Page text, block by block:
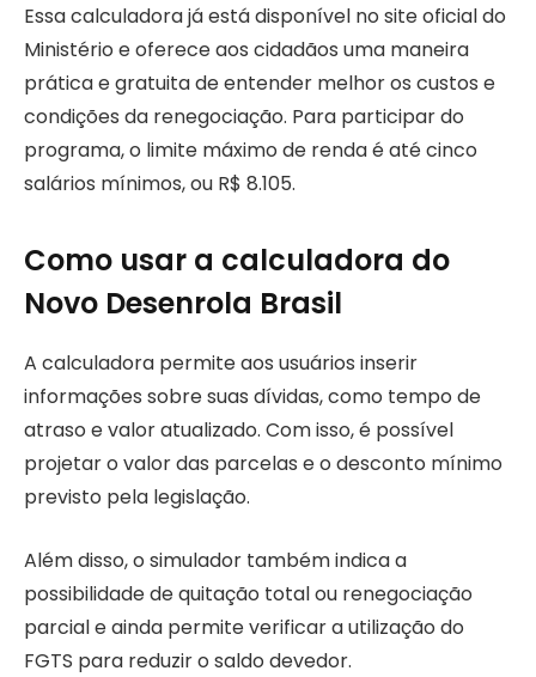
Essa calculadora já está disponível no site oficial do
Ministério e oferece aos cidadãos uma maneira
prática e gratuita de entender melhor os custos e
condições da renegociação. Para participar do
programa, o limite máximo de renda é até cinco
salários mínimos, ou R$ 8.105.
Como usar a calculadora do
Novo Desenrola Brasil
A calculadora permite aos usuários inserir
informações sobre suas dívidas, como tempo de
atraso e valor atualizado. Com isso, é possível
projetar o valor das parcelas e o desconto mínimo
previsto pela legislação.
Além disso, o simulador também indica a
possibilidade de quitação total ou renegociação
parcial e ainda permite verificar a utilização do
FGTS para reduzir o saldo devedor.